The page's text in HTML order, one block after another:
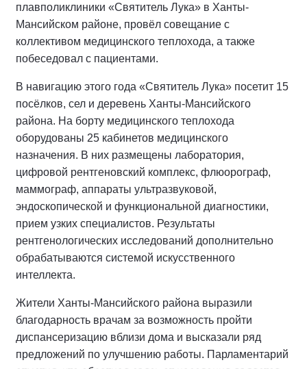
плавполиклиники «Святитель Лука» в Ханты-
Мансийском районе, провёл совещание с
коллективом медицинского теплохода, а также
побеседовал с пациентами.
В навигацию этого года «Святитель Лука» посетит 15
посёлков, сел и деревень Ханты-Мансийского
района. На борту медицинского теплохода
оборудованы 25 кабинетов медицинского
назначения. В них размещены лаборатория,
цифровой рентгеновский комплекс, флюорограф,
маммограф, аппараты ультразвуковой,
эндоскопической и функциональной диагностики,
прием узких специалистов. Результаты
рентгенологических исследований дополнительно
обрабатываются системой искусственного
интеллекта.
Жители Ханты-Мансийского района выразили
благодарность врачам за возможность пройти
диспансеризацию вблизи дома и высказали ряд
предложений по улучшению работы. Парламентарий